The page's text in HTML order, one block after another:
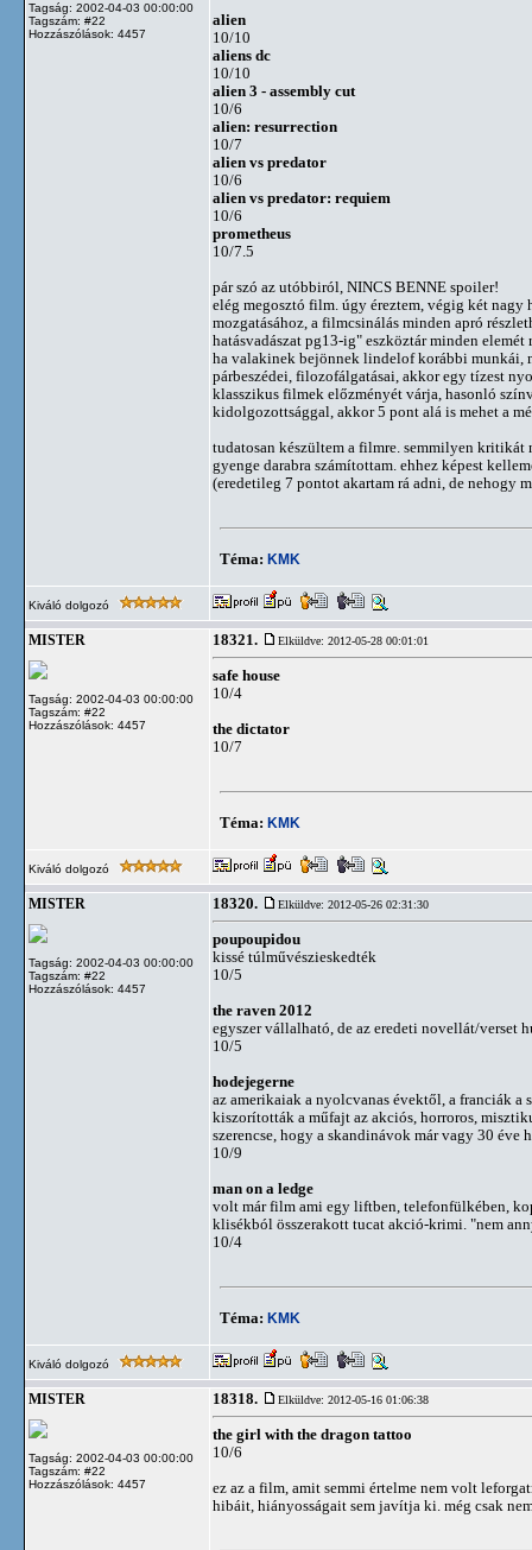
Tagság: 2002-04-03 00:00:00
Tagszám: #22
Hozzászólások: 4457
alien
10/10
aliens dc
10/10
alien 3 - assembly cut
10/6
alien: resurrection
10/7
alien vs predator
10/6
alien vs predator: requiem
10/6
prometheus
10/7.5
pár szó az utóbbiról, NINCS BENNE spoiler!
elég megosztó film. úgy éreztem, végig két nagy
mozgatásához, a filmcsinálás minden apró
hatásvadászat pg13-ig" eszköztár minden
ha valakinek bejönnek lindelof korábbi munkái,
párbeszédei, filozofálgatásai, akkor egy tízest
klasszikus filmek előzményét várja, hasonló
kidolgozottsággal, akkor 5 pont alá is mehet a
tudatosan készültem a filmre. semmilyen kritikát
gyenge darabra számítottam. ehhez képest
(eredetileg 7 pontot akartam rá adni, de nehogy
Téma: KMK
Kiváló dolgozó
MISTER
Tagság: 2002-04-03 00:00:00
Tagszám: #22
Hozzászólások: 4457
18321. Elküldve: 2012-05-28 00:01:01
safe house
10/4
the dictator
10/7
Téma: KMK
Kiváló dolgozó
MISTER
Tagság: 2002-04-03 00:00:00
Tagszám: #22
Hozzászólások: 4457
18320. Elküldve: 2012-05-26 02:31:30
poupoupidou
kissé túlművészieskedték
10/5
the raven 2012
egyszer vállalható, de az eredeti novellát/verset
10/5
hodejegerne
az amerikaiak a nyolcvanas évektől, a franciák
kiszorították a műfajt az akciós, horroros,
szerencse, hogy a skandinávok már vagy 30
10/9
man on a ledge
volt már film ami egy liftben, telefonfülkében,
klisékból összerakott tucat akció-krimi. "nem
10/4
Téma: KMK
Kiváló dolgozó
MISTER
Tagság: 2002-04-03 00:00:00
Tagszám: #22
Hozzászólások: 4457
18318. Elküldve: 2012-05-16 01:06:38
the girl with the dragon tattoo
10/6
ez az a film, amit semmi értelme nem volt
hibáit, hiányosságait sem javítja ki. még csak